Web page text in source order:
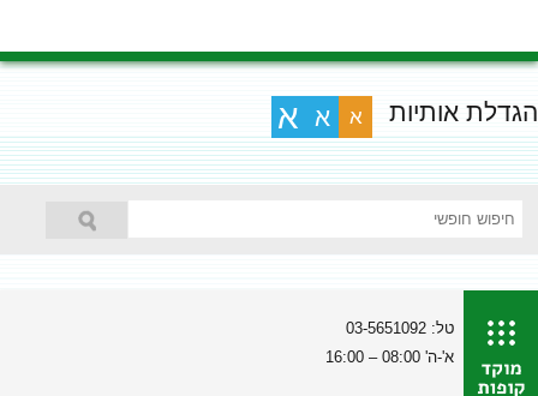
הגדלת אותיות א א א
טל: 03-5651092
א'-ה' 08:00 – 16:00